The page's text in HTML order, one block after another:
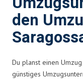
den
Du planst einen
günstiges